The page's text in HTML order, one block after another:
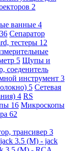
2
ванные 4
36 Сепаратор
тестеры 12
5 Щупы и
соеденитель
инструмент 3
5 Сетевая
4 RS
16 Микроскопы
62
трансивер 3
jack 3.5 (M) - jack